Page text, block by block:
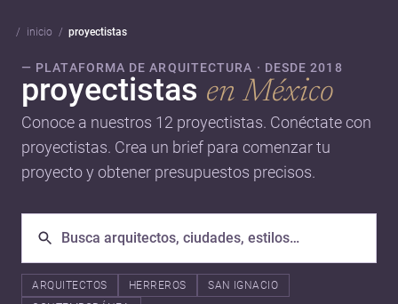
inicio proyectistas
— PLATAFORMA DE ARQUITECTURA · DESDE 2018
proyectistas en México
Conoce a nuestros 12 proyectistas. Conéctate con
proyectistas. Crea un brief para comenzar tu
proyecto y obtener presupuestos precisos.
ARQUITECTOS HERREROS
SAN IGNACIO